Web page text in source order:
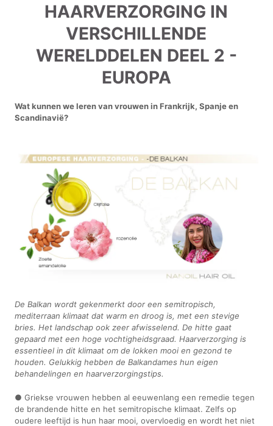
HAARVERZORGING IN
VERSCHILLENDE
WERELDDELEN DEEL 2 -
EUROPA
Wat kunnen we leren van vrouwen in Frankrijk, Spanje en
Scandinavië?
De Balkan wordt gekenmerkt door een semitropisch,
mediterraan klimaat dat warm en droog is, met een stevige
bries. Het landschap ook zeer afwisselend. De hitte gaat
gepaard met een hoge vochtigheidsgraad. Haarverzorging is
essentieel in dit klimaat om de lokken mooi en gezond te
houden. Gelukkig hebben de Balkandames hun eigen
behandelingen en haarverzorgingstips.
● Griekse vrouwen hebben al eeuwenlang een remedie tegen
de brandende hitte en het semitropische klimaat. Zelfs op
oudere leeftijd is hun haar mooi, overvloedig en wordt het niet